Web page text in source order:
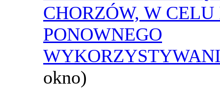
CHORZÓW, W
PONOWNEGO
okno)